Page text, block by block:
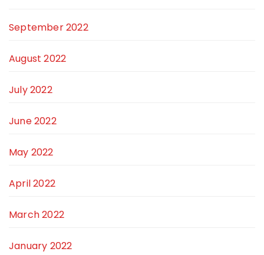
September 2022
August 2022
July 2022
June 2022
May 2022
April 2022
March 2022
January 2022